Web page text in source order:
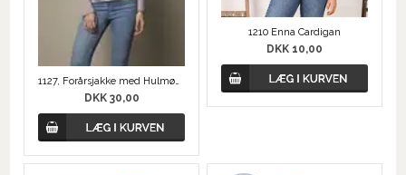
1127, Forårsjakke med Hulmønster
DKK 30,00
1210 Enna Cardigan
DKK 10,00